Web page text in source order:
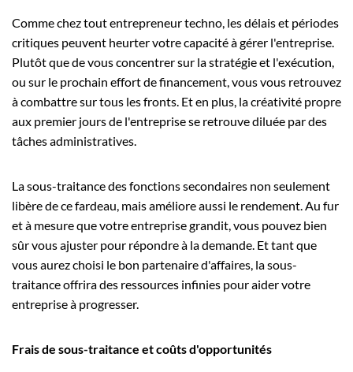
Comme chez tout entrepreneur techno, les délais et périodes
critiques peuvent heurter votre capacité à gérer l'entreprise.
Plutôt que de vous concentrer sur la stratégie et l'exécution,
ou sur le prochain effort de financement, vous vous retrouvez
à combattre sur tous les fronts. Et en plus, la créativité propre
aux premier jours de l'entreprise se retrouve diluée par des
tâches administratives.
La sous-traitance des fonctions secondaires non seulement
libère de ce fardeau, mais améliore aussi le rendement. Au fur
et à mesure que votre entreprise grandit, vous pouvez bien
sûr vous ajuster pour répondre à la demande. Et tant que
vous aurez choisi le bon partenaire d'affaires, la sous-
traitance offrira des ressources infinies pour aider votre
entreprise à progresser.
Frais de sous-traitance et coûts d'opportunités